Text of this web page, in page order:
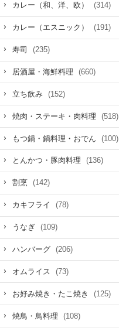
カレー（和、洋、欧） (314)
カレー（エスニック） (191)
寿司 (235)
居酒屋・海鮮料理 (660)
立ち飲み (152)
焼肉・ステーキ・肉料理 (518)
もつ鍋・鍋料理・おでん (100)
とんかつ・豚肉料理 (136)
割烹 (142)
カキフライ (78)
うなぎ (109)
ハンバーグ (206)
オムライス (73)
お好み焼き・たこ焼き (125)
焼鳥・鳥料理 (108)